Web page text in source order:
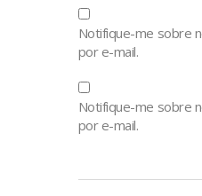
Notifique-me sobre
por e-mail.
Notifique-me sobre
por e-mail.